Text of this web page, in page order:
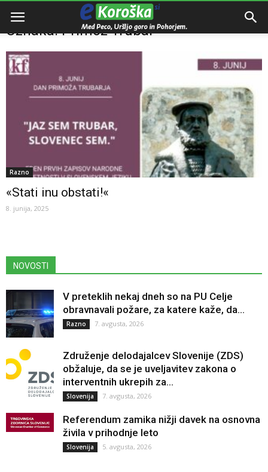
Domov Primož Trubar
Oznaka: Primož Trubar
Razno
«Stati inu obstati!«
8. junija, 2025
NOVOSTI
V preteklih nekaj dneh so na PU Celje
obravnavali požare, za katere kaže, da...
Razno 7. avgusta, 2026
Združenje delodajalcev Slovenije (ZDS)
obžaluje, da se je uveljavitev zakona o
interventnih ukrepih za...
Slovenija 7. avgusta, 2026
Referendum zamika nižji davek na osnovna
živila v prihodnje leto
Slovenija 5. avgusta, 2026